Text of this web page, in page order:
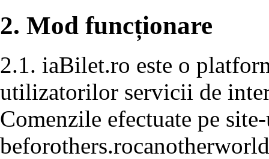
2. Mod funcționare
2.1. iaBilet.ro este o
utilizatorilor servicii de
Comenzile efectuate pe